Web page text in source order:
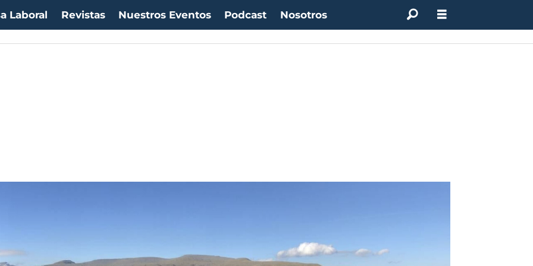
Laboral Revistas Nuestros Eventos Podcast Nosotros